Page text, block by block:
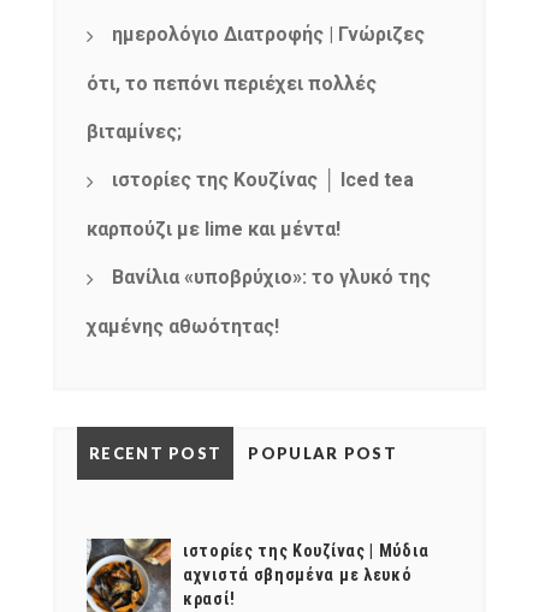
ημερολόγιο Διατροφής | Γνώριζες
ότι, το πεπόνι περιέχει πολλές
βιταμίνες;
ιστορίες της Κουζίνας │ Iced tea
καρπούζι με lime και μέντα!
Βανίλια «υποβρύχιο»: το γλυκό της
χαμένης αθωότητας!
RECENT POST POPULAR POST
ιστορίες της Κουζίνας | Μύδια
αχνιστά σβησμένα με λευκό
κρασί!